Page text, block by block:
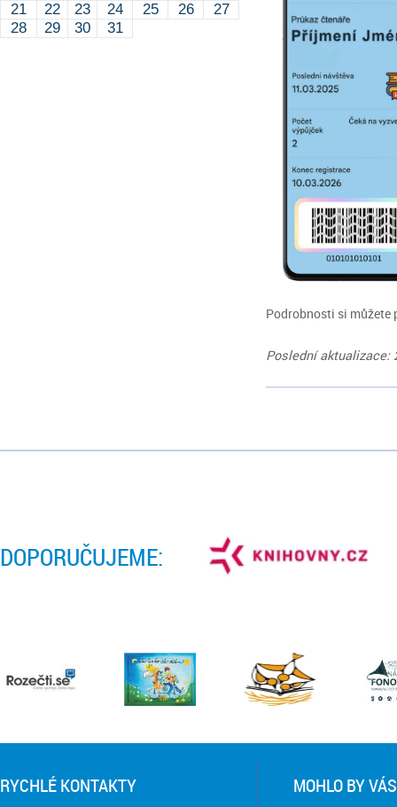
Podrobnosti si můžete
Poslední aktualizace:
21
22 23 24 25 26
27
28
29 30 31
DOPORUČUJEME:
RYCHLÉ KONTAKTY MOHLO BY